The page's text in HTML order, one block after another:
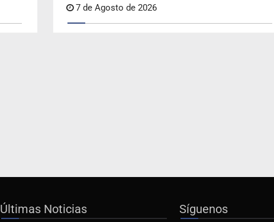
7 de Agosto de 2026
Últimas Noticias Síguenos